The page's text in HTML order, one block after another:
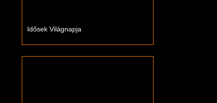
Idősek Világnapja